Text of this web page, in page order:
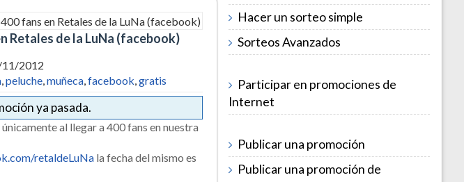
Retales de la LuNa (facebook)
11/2012
,peluche,muñeca,facebook,gratis
ya pasada.
al llegar a 400 fans en nuestra
retaldeLuNa la fecha del mismo es
Hacer un sorteo simple
Sorteos Avanzados
Participar en promociones de
Internet
Publicar una promoción
Publicar una promoción de